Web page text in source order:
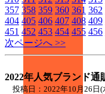
357 358 359 360 361 362
404 405 406 407 408 409
451 452 453 454 455 456
次ページへ >>
2022年人気ブランド通
投稿日：2022年10月26日